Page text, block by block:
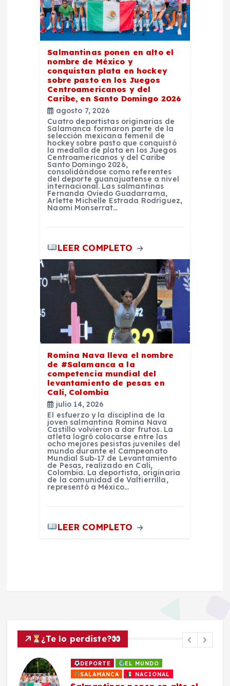
Salmantinas ponen en alto el
nombre de México y
conquistan plata en hockey
sobre pasto en los Juegos
Centroamericanos y del
Caribe, en Santo Domingo 2026
agosto 7, 2026
Cuatro deportistas originarias de
Salamanca formaron parte de la
selección mexicana femenil de
hockey sobre pasto que conquistó
la medalla de plata en los Juegos
Centroamericanos y del Caribe
Santo Domingo 2026,
consolidándose como referentes
del deporte guanajuatense a nivel
internacional. Las salmantinas
Fernanda Oviedo Guadarrama,
Arlette Michelle Estrada Rodríguez,
Naomi Monserrat…
LEER COMPLETO
Romina Nava lleva el nombre
de #Salamanca a la
competencia mundial del
levantamiento de pesas en
Cali, Colombia
julio 14, 2026
El esfuerzo y la disciplina de la
joven salmantina Romina Nava
Castillo volvieron a dar frutos. La
atleta logró colocarse entre las
ocho mejores pesistas juveniles del
mundo durante el Campeonato
Mundial Sub-17 de Levantamiento
de Pesas, realizado en Cali,
Colombia. La deportista, originaria
de la comunidad de Valtierrilla,
representó a México…
LEER COMPLETO
¿Te lo perdiste?
DEPORTE
EL MUNDO
SALAMANCA
NACIONAL